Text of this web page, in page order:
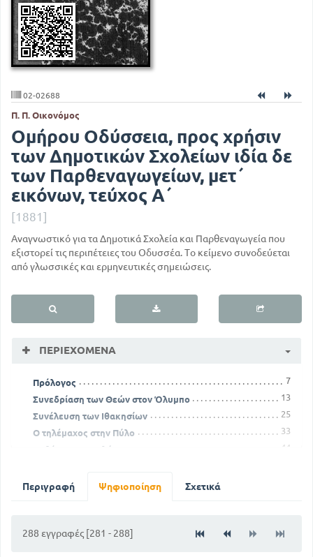
02-02688
Π. Π. Οικονόμος
Ομήρου Οδύσσεια, προς χρήσιν
των Δημοτικών Σχολείων ιδία δε
των Παρθεναγωγείων, μετ΄
εικόνων, τεύχος Α΄
[1881]
Αναγνωστικό για τα Δημοτικά Σχολεία και Παρθεναγωγεία που
εξιστορεί τις περιπέτειες του Οδυσσέα. Το κείμενο συνοδεύεται
από γλωσσικές και ερμηνευτικές σημειώσεις.
ΠΕΡΙΕΧΌΜΕΝΑ
Πρόλογος
7
Συνεδρίαση των Θεών στον Όλυμπο
13
Συνέλευση των Ιθακησίων
25
Ο τηλέμαχος στην Πύλο
33
Παθήματα Μενελάου
44
Ο Οδυσσέας διηγείται τα παθήματά του
Περιγραφή Ψηφιοποίηση Σχετικά
288 εγγραφές [281 - 288]